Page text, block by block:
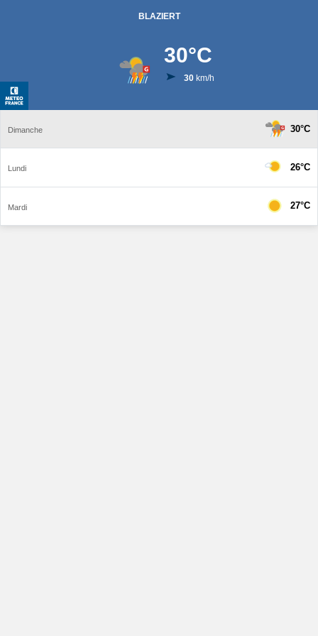
BLAZIERT
30°C
30km/h
Dimanche 30°C
Lundi 26°C
Mardi 27°C